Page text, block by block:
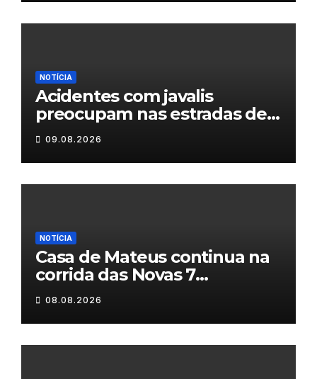
NOTÍCIA
Acidentes com javalis
preocupam nas estradas de
Trás-os-Montes
09.08.2026
NOTÍCIA
Casa de Mateus continua na
corrida das Novas 7
Maravilhas de Portugal
08.08.2026